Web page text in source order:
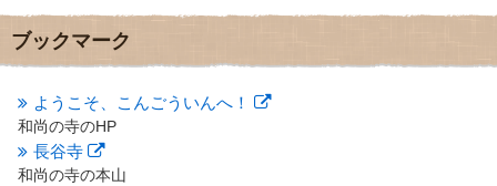
2012年12月(7)
2012年11月(7)
2012年10月
2012年8月
(9)
2012年7月(10)
2012年6月
2012年5月(16)
ブックマーク
ようこそ、こんごういんへ！
和尚の寺のHP
長谷寺
和尚の寺の本山